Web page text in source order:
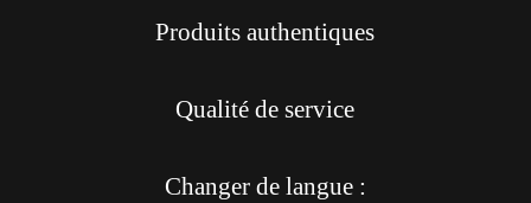
Produits authentiques
Qualité de service
Changer de langue :